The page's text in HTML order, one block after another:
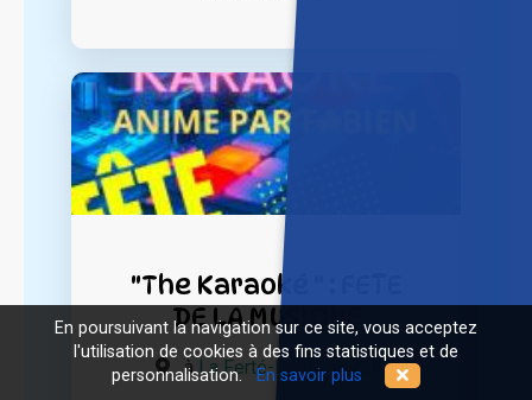
"The Karaoké " : FETE
DE LA MUSIQUE
àLa Ferté-Bernard (72)
En poursuivant la navigation sur ce site, vous acceptez
l'utilisation de cookies à des fins statistiques et de
personnalisation.En savoir plus